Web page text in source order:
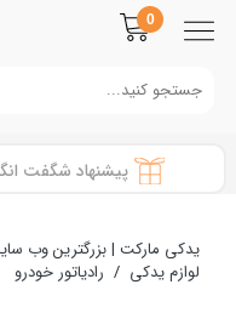
0
پیشنهاد شگفت
یدکی مارکت | بزرگترین وب
لوازم یدکی / رادیاتور خودرو